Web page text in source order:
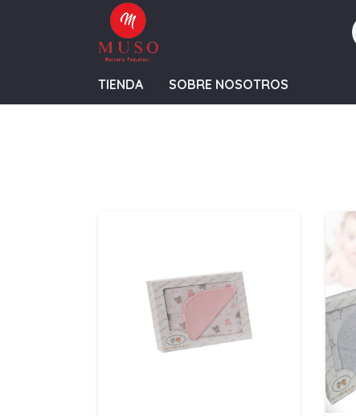
TIENDA SOBRE NOSOTROS